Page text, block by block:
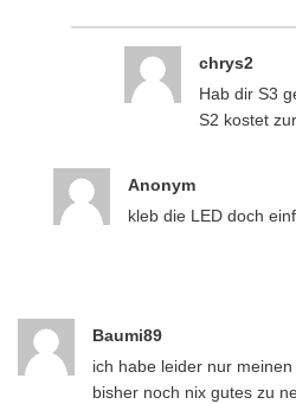
chrys2
Hab dir S3
S2 kostet
Anonym
kleb die LED doch
Baumi89
ich habe leider nur
bisher noch nix gutes zu